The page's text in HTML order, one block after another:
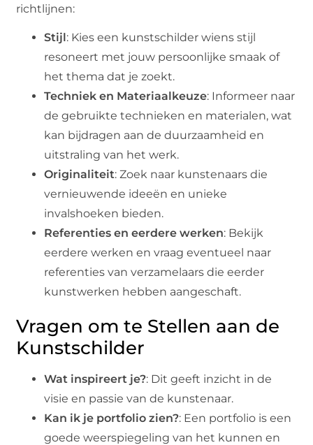
richtlijnen:
Stijl: Kies een kunstschilder wiens stijl
resoneert met jouw persoonlijke smaak of
het thema dat je zoekt.
Techniek en Materiaalkeuze: Informeer naar
de gebruikte technieken en materialen, wat
kan bijdragen aan de duurzaamheid en
uitstraling van het werk.
Originaliteit: Zoek naar kunstenaars die
vernieuwende ideeën en unieke
invalshoeken bieden.
Referenties en eerdere werken: Bekijk
eerdere werken en vraag eventueel naar
referenties van verzamelaars die eerder
kunstwerken hebben aangeschaft.
Vragen om te Stellen aan de
Kunstschilder
Wat inspireert je?: Dit geeft inzicht in de
visie en passie van de kunstenaar.
Kan ik je portfolio zien?: Een portfolio is een
goede weerspiegeling van het kunnen en